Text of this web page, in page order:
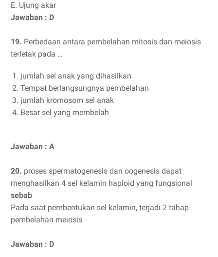
E. Ujung akar
Jawaban : D
19. Perbedaan antara pembelahan mitosis dan meiosis
terletak pada …
jumlah sel anak yang dihasilkan
Tempat berlangsungnya pembelahan
jumlah kromosom sel anak
Besar sel yang membelah
Jawaban : A
20. proses spermatogenesis dan oogenesis dapat
menghasilkan 4 sel kelamin haploid yang fungsional
sebab
Pada saat pembentukan sel kelamin, terjadi 2 tahap
pembelahan meiosis
Jawaban : D